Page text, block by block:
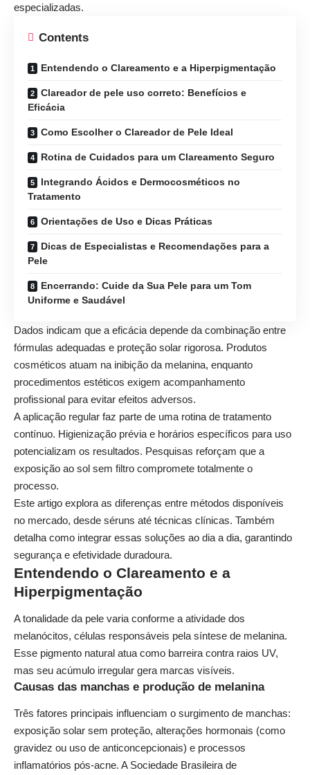
especializadas.
Contents
Entendendo o Clareamento e a Hiperpigmentação
Clareador de pele uso correto: Benefícios e
Eficácia
Como Escolher o Clareador de Pele Ideal
Rotina de Cuidados para um Clareamento Seguro
Integrando Ácidos e Dermocosméticos no
Tratamento
Orientações de Uso e Dicas Práticas
Dicas de Especialistas e Recomendações para a
Pele
Encerrando: Cuide da Sua Pele para um Tom
Uniforme e Saudável
Dados indicam que a eficácia depende da combinação entre
fórmulas adequadas e proteção solar rigorosa. Produtos
cosméticos atuam na inibição da melanina, enquanto
procedimentos estéticos exigem acompanhamento
profissional para evitar efeitos adversos.
A aplicação regular faz parte de uma rotina de tratamento
contínuo. Higienização prévia e horários específicos para uso
potencializam os resultados. Pesquisas reforçam que a
exposição ao sol sem filtro compromete totalmente o
processo.
Este artigo explora as diferenças entre métodos disponíveis
no mercado, desde séruns até técnicas clínicas. Também
detalha como integrar essas soluções ao dia a dia, garantindo
segurança e efetividade duradoura.
Entendendo o Clareamento e a
Hiperpigmentação
A tonalidade da pele varia conforme a atividade dos
melanócitos, células responsáveis pela síntese de melanina.
Esse pigmento natural atua como barreira contra raios UV,
mas seu acúmulo irregular gera marcas visíveis.
Causas das manchas e produção de melanina
Três fatores principais influenciam o surgimento de manchas:
exposição solar sem proteção, alterações hormonais (como
gravidez ou uso de anticoncepcionais) e processos
inflamatórios pós-acne. A Sociedade Brasileira de